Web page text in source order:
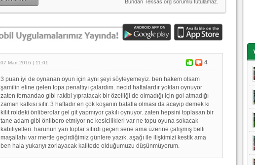
07 Mart 2016 | 11:01 4
3 puan iyi de oynanan oyun için aynı şeyi söyleyemeyiz. ben hakem olsam
şamilin eline gelen topa penaltıyı çalardım. necid haftalardır yokları oynuyor
zaten fernandao gibi rakibi yıpratacak bir özelliği de olmadığı için gol atmadığı
zaman katkısı sıfır. 3 haftadır en çok koşanın batalla olması da acayip demek ki
kilit roldeki önliberolar gel git yapmıyor çakılı oynuyor. zaten hepsini toplasan bir
tane adam gibi önlibero etmiyor ne kesicilikleri var ne topu oyuna sokacak
kabiliyetleri. harunun yan toplar sıfırdı geçen sene ama üzerine çalışmış belli
maşallahı var mertle geçirdiğimiz günlere yazık. aşağı ile ilişkimizi kestik ama
ben hala yukarıyı zorlayacak kalitede olduğumuzu düşünmüyorum.